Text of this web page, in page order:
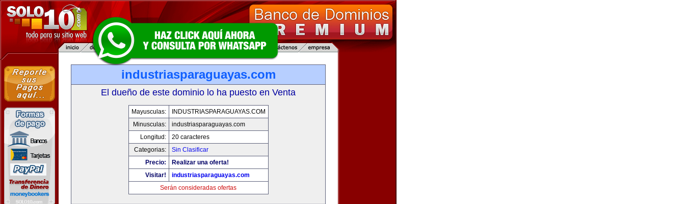
industriasparaguayas.com
El dueño de este dominio lo ha puesto en Venta
Mayusculas:
INDUSTRIASPARAGUAYAS.COM
Minusculas:
industriasparaguayas.com
Longitud:
20 caracteres
Categorias:
Sin Clasificar
Precio:
Realizar una oferta!
Visitar!
industriasparaguayas.com
Serán consideradas ofertas